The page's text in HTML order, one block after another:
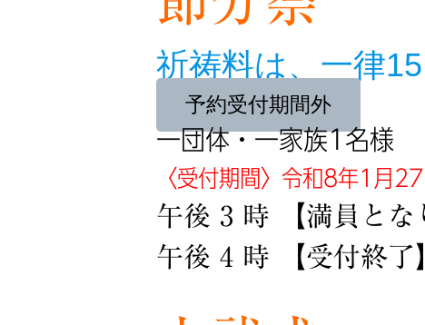
祈祷料は、一律
予約受付期間外
一団体・一家族1名様
〈受付期間〉令和8年1月
午後 3 時 【満員とな
午後 4 時 【受付終了